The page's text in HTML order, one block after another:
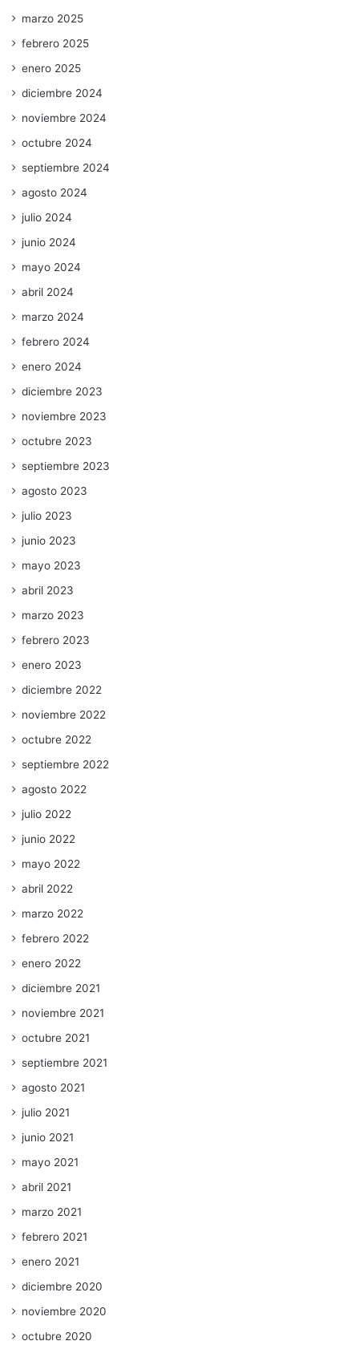
marzo 2025
febrero 2025
enero 2025
diciembre 2024
noviembre 2024
octubre 2024
septiembre 2024
agosto 2024
julio 2024
junio 2024
mayo 2024
abril 2024
marzo 2024
febrero 2024
enero 2024
diciembre 2023
noviembre 2023
octubre 2023
septiembre 2023
agosto 2023
julio 2023
junio 2023
mayo 2023
abril 2023
marzo 2023
febrero 2023
enero 2023
diciembre 2022
noviembre 2022
octubre 2022
septiembre 2022
agosto 2022
julio 2022
junio 2022
mayo 2022
abril 2022
marzo 2022
febrero 2022
enero 2022
diciembre 2021
noviembre 2021
octubre 2021
septiembre 2021
agosto 2021
julio 2021
junio 2021
mayo 2021
abril 2021
marzo 2021
febrero 2021
enero 2021
diciembre 2020
noviembre 2020
octubre 2020